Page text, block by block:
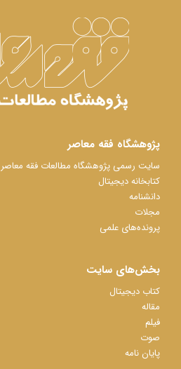
پژوهشگاه فقه معاصر
سایت رسمی پژوهشگاه مطالعات فقه معاصر
کتابخانه دیجیتال
دانشنامه
مجلات
پرونده‌های علمی
بخش‌های سایت
کتاب دیجیتال
مقاله
فیلم
صوت
پایان نامه